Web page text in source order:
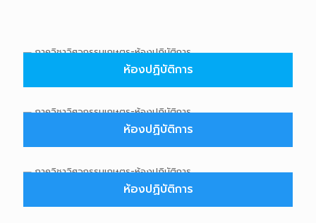
ห้องปฏิบัติการ
ห้องปฏิบัติการ
ห้องปฏิบัติการ